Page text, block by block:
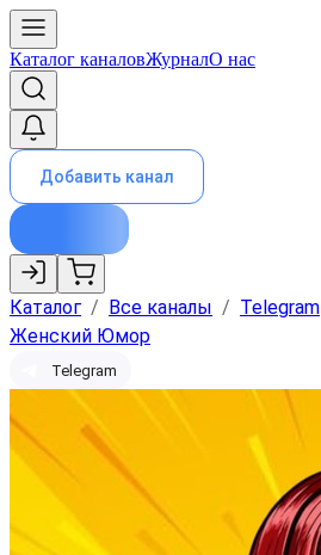
Каталог каналовЖурналО нас
Добавить канал
Каталог / Все каналы / Telegram
Женский Юмор
Telegram